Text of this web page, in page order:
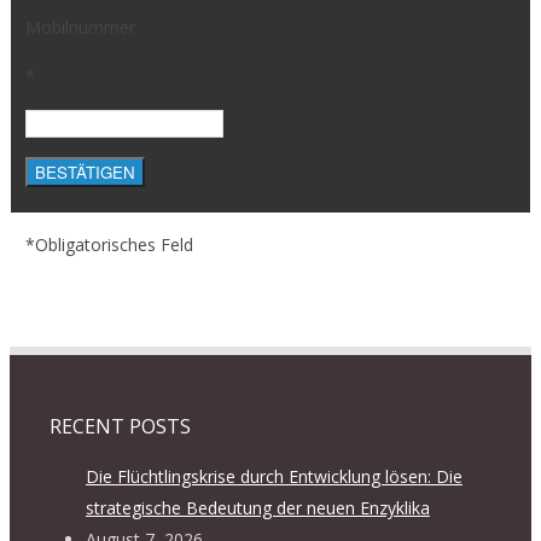
Mobilnummer
BESTÄTIGEN
*Obligatorisches Feld
RECENT POSTS
Die Flüchtlingskrise durch Entwicklung lösen: Die
strategische Bedeutung der neuen Enzyklika